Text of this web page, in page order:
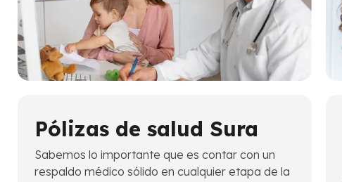
Pólizas de salud Sura
Sabemos lo importante que es contar con un
respaldo médico sólido en cualquier etapa de la